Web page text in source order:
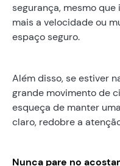
segurança, mesmo
mais a velocidade ou
espaço seguro.
Além disso, se estiver
grande movimento de
esqueça de manter
claro, redobre a
Nunca pare no